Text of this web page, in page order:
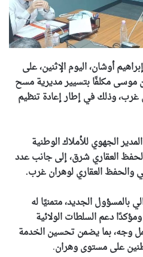
أوشان، اليوم الإثنين، على
مكلفًا بتسيير مديرية مسح
غرب، وذلك في إطار إعادة تنظيم
الجهوي للأملاك الوطنية
العقاري شرق، إلى جانب عدد
والحفظ العقاري لوهران غرب.
بالمسؤول الجديد، متمنيًا له
دعم السلطات الولائية
وجه، بما يضمن تحسين الخدمة
على مستوى وهران.